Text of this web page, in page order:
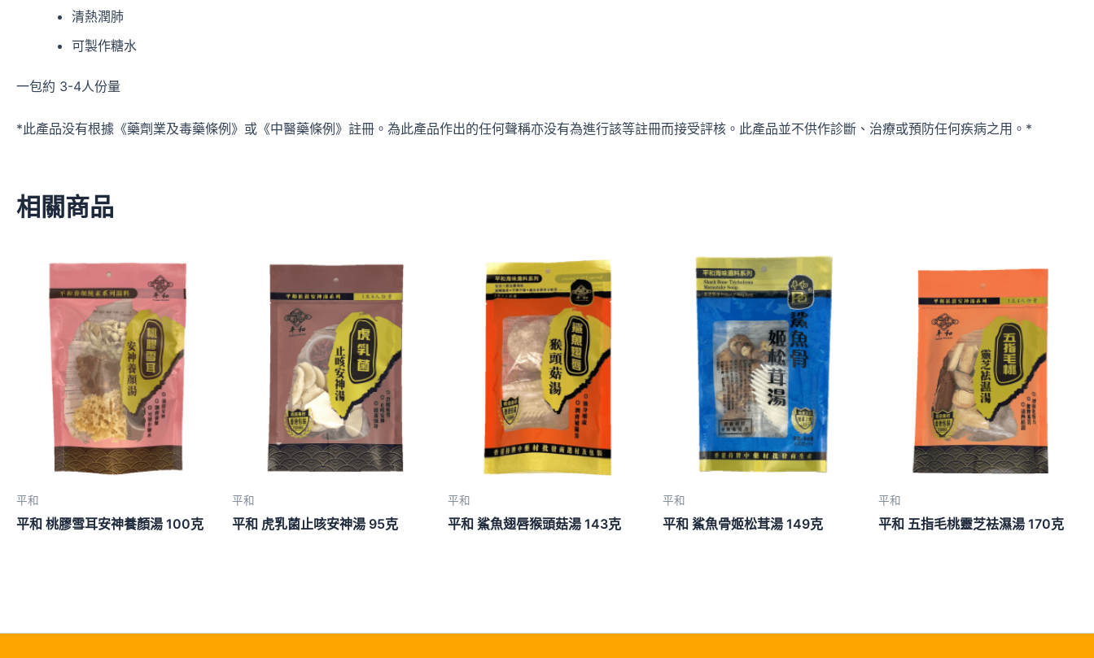
清熱潤肺
可製作糖水
一包約 3-4人份量
*此產品没有根據《藥劑業及毒藥條例》或《中醫藥條例》註冊。為此產品作出的任何聲稱亦没有為進行該等註冊而接受評核。此產品並不供作診斷、治療或預防任何疾病之用。*
相關商品
平和
平和 桃膠雪耳安神養顏湯 100克
平和
平和 虎乳菌止咳安神湯 95克
平和
平和 鯊魚翅唇猴頭菇湯 143克
平和
平和 鯊魚骨姬松茸湯 149克
平和
平和 五指毛桃靈芝袪濕湯 170克